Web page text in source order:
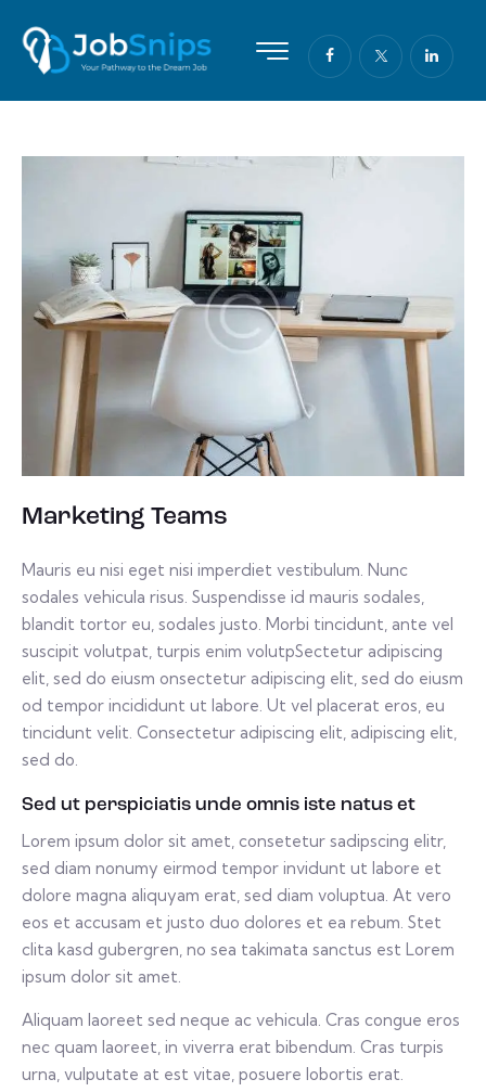
Marketing Teams
Mauris eu nisi eget nisi imperdiet vestibulum. Nunc
sodales vehicula risus. Suspendisse id mauris sodales,
blandit tortor eu, sodales justo. Morbi tincidunt, ante vel
suscipit volutpat, turpis enim volutpSectetur adipiscing
elit, sed do eiusm onsectetur adipiscing elit, sed do eiusm
od tempor incididunt ut labore. Ut vel placerat eros, eu
tincidunt velit. Consectetur adipiscing elit, adipiscing elit,
sed do.
Sed ut perspiciatis unde omnis iste natus et
Lorem ipsum dolor sit amet, consetetur sadipscing elitr,
sed diam nonumy eirmod tempor invidunt ut labore et
dolore magna aliquyam erat, sed diam voluptua. At vero
eos et accusam et justo duo dolores et ea rebum. Stet
clita kasd gubergren, no sea takimata sanctus est Lorem
ipsum dolor sit amet.
Aliquam laoreet sed neque ac vehicula. Cras congue eros
nec quam laoreet, in viverra erat bibendum. Cras turpis
urna, vulputate at est vitae, posuere lobortis erat.